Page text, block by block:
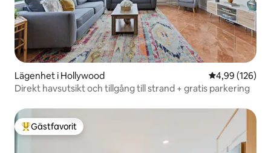
Lägenhet i Hollywood 4,99 av 5 i
4,99 (126)
Direkt havsutsikt och tillgång till strand + gratis parkering
Populär gästfavorit
Gästfavorit